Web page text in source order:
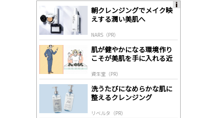
朝クレンジングでメイク映
えする潤い美肌へ
NARS（PR）
肌が健やかになる環境作り
こそが美肌を手に入れる近
資生堂（PR）
洗うたびになめらかな肌に
整えるクレンジング
リベルタ（PR）